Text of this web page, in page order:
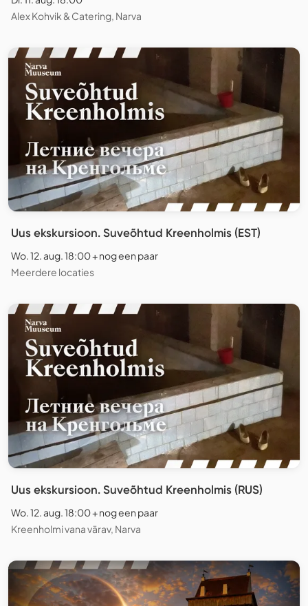
Alex Kohvik & Catering, Narva
Uus ekskursioon. Suveõhtud Kreenholmis (EST)
Wo. 12. aug. 18:00 + nog een paar
Meerdere locaties
Uus ekskursioon. Suveõhtud Kreenholmis (RUS)
Wo. 12. aug. 18:00 + nog een paar
Kreenholmi vana värav, Narva